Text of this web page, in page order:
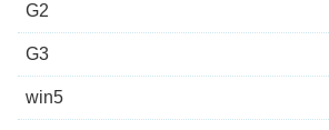
G2
G3
win5